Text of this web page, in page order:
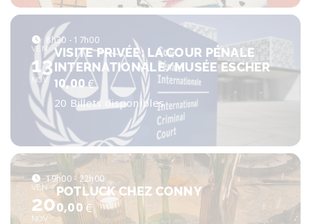
8h30 - 17h00
VEN
13
NOV
VISITE PRIVÉE: LA COUR PÉNALE
INTERNATIONALE/MUSÉE ESCHER
10,00€
20 Billets disponibles
19h00 - 22h00
VEN
20
NOV
POTLUCK CHEZ CONNY
0,00€